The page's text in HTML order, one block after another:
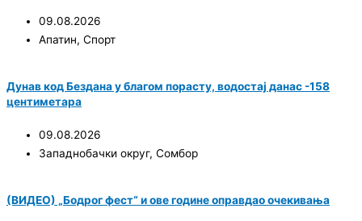
09.08.2026
Апатин, Спорт
Дунав код Бездана у благом порасту, водостај данас -158
центиметара
09.08.2026
Западнобачки округ, Сомбор
(ВИДЕО) „Бодрог фест“ и ове године оправдао очекивања